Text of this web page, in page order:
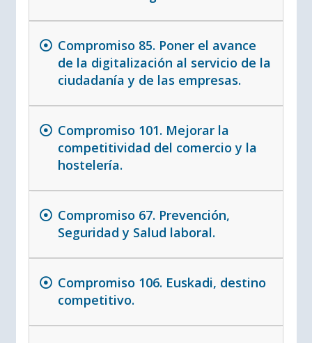
Compromiso 85. Poner el avance
de la digitalización al servicio de la
ciudadanía y de las empresas.
Compromiso 101. Mejorar la
competitividad del comercio y la
hostelería.
Compromiso 67. Prevención,
Seguridad y Salud laboral.
Compromiso 106. Euskadi, destino
competitivo.